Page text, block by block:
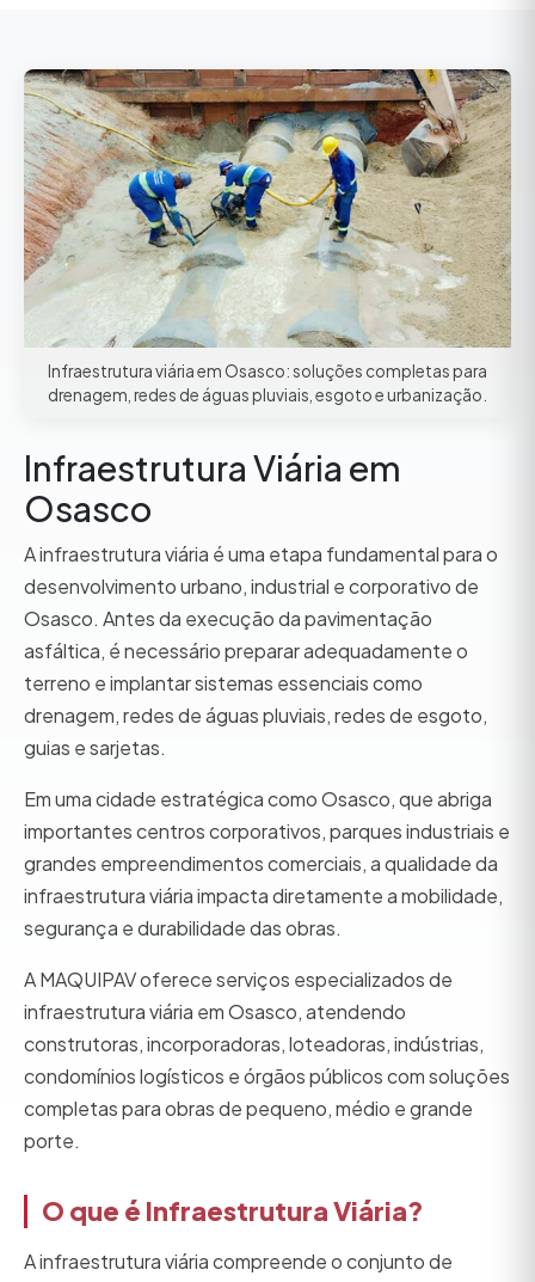
Infraestrutura viária em Osasco: soluções completas para
drenagem, redes de águas pluviais, esgoto e urbanização.
Infraestrutura Viária em
Osasco
A infraestrutura viária é uma etapa fundamental para o
desenvolvimento urbano, industrial e corporativo de
Osasco. Antes da execução da pavimentação
asfáltica, é necessário preparar adequadamente o
terreno e implantar sistemas essenciais como
drenagem, redes de águas pluviais, redes de esgoto,
guias e sarjetas.
Em uma cidade estratégica como Osasco, que abriga
importantes centros corporativos, parques industriais e
grandes empreendimentos comerciais, a qualidade da
infraestrutura viária impacta diretamente a mobilidade,
segurança e durabilidade das obras.
A MAQUIPAV oferece serviços especializados de
infraestrutura viária em Osasco, atendendo
construtoras, incorporadoras, loteadoras, indústrias,
condomínios logísticos e órgãos públicos com soluções
completas para obras de pequeno, médio e grande
porte.
O que é Infraestrutura Viária?
A infraestrutura viária compreende o conjunto de